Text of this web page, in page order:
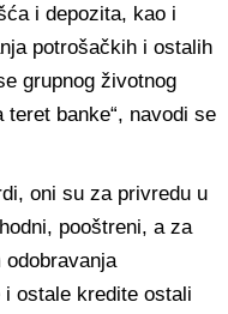
i depozita, kao i
potrošačkih i ostalih
grupnog životnog
teret banke“, navodi se
oni su za privredu u
pooštreni, a za
ostale kredite ostali